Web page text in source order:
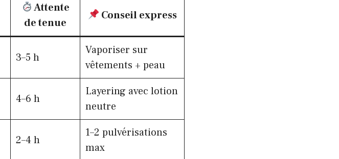
Attente
de tenue
Conseil express
3–5 h
Vaporiser sur
vêtements + peau
4–6 h
Layering avec lotion
neutre
2–4 h
1–2 pulvérisations
max